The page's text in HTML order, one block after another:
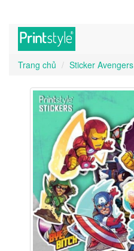
Trang chủ
Sticker Avengers